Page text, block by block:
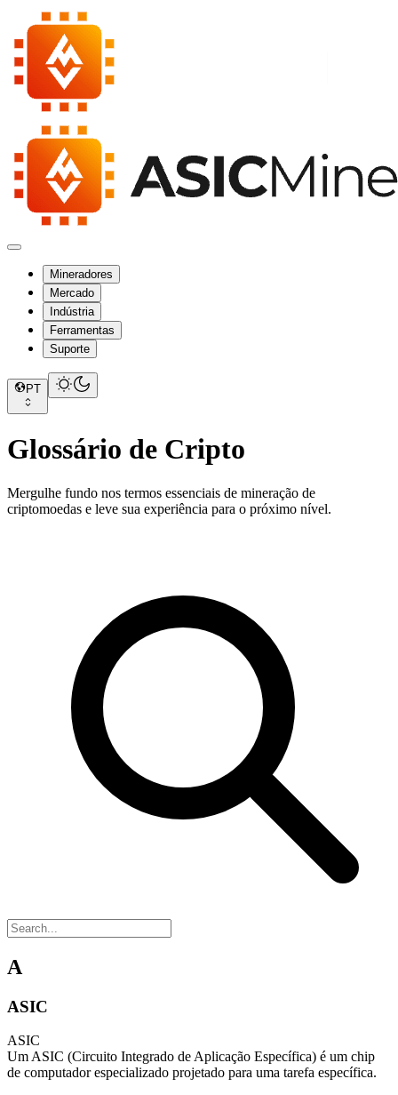
Mineradores
Mercado
Indústria
Ferramentas
Suporte
PT
Glossário de Cripto
Mergulhe fundo nos termos essenciais de mineração de
criptomoedas e leve sua experiência para o próximo nível.
A
ASIC
ASIC
Um ASIC (Circuito Integrado de Aplicação Específica) é um chip
de computador especializado projetado para uma tarefa específica.